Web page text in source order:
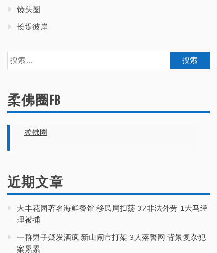
镜头圈
长堤彼岸
搜
索：
柔佛圈FB
柔佛圈
近期文章
大丰花园著名海鲜餐馆 移民局扫荡 37非法外劳 1大马经
理被捕
一群男子疑发酒疯 新山闹市打架 3人落警网 背景复杂犯
案累累